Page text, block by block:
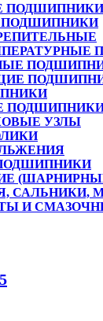
ПОДШИПНИКИ
УЗЛЫ
САЛЬНИКИ,
И